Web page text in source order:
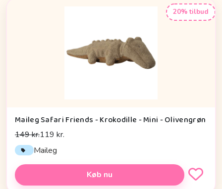
20% tilbud
Maileg Safari Friends - Krokodille - Mini - Olivengrøn
149 kr.119 kr.
Maileg
Køb nu